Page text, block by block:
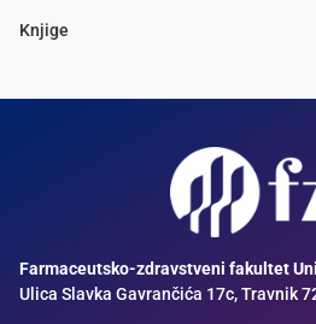
Knjige
Farmaceutsko-zdravstveni fakultet
Ulica Slavka Gavrančića 17c, Travnik